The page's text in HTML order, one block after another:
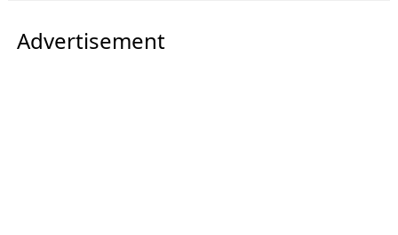
Advertisement